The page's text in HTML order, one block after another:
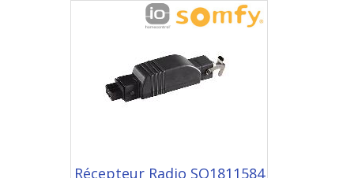
Récepteur Radio SO1811584